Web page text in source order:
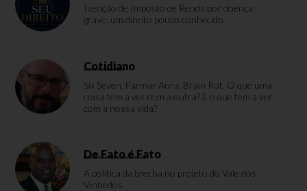
Isenção de Imposto de Renda por doença
grave: um direito pouco conhecido
Cotidiano
Six Seven, Farmar Aura, Brain Rot. O que uma
coisa tem a ver com a outra? E o que tem a ver
com a nossa vida?
De Fato é Fato
A política da brecha no projeto do Vale dos
Vinhedos